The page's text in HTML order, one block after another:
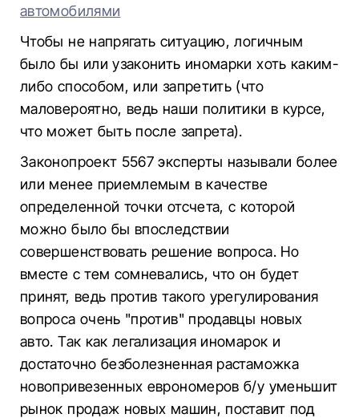
автомобилями
Чтобы не напрягать ситуацию, логичным
было бы или узаконить иномарки хоть каким-
либо способом, или запретить (что
маловероятно, ведь наши политики в курсе,
что может быть после запрета).
Законопроект 5567 эксперты называли более
или менее приемлемым в качестве
определенной точки отсчета, с которой
можно было бы впоследствии
совершенствовать решение вопроса. Но
вместе с тем сомневались, что он будет
принят, ведь против такого урегулирования
вопроса очень "против" продавцы новых
авто. Так как легализация иномарок и
достаточно безболезненная растаможка
новопривезенных еврономеров б/у уменьшит
рынок продаж новых машин, поставит под